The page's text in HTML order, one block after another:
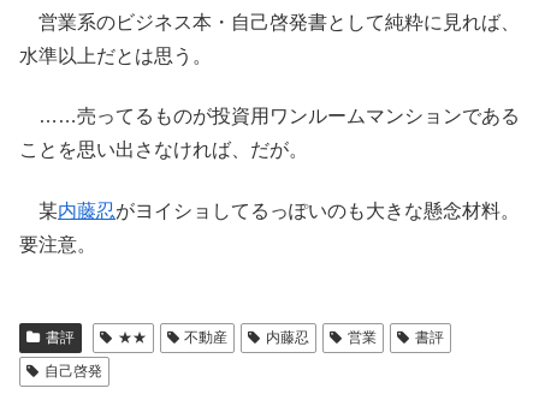
営業系のビジネス本・自己啓発書として純粋に見れば、
水準以上だとは思う。
……売ってるものが投資用ワンルームマンションである
ことを思い出さなければ、だが。
某内藤忍がヨイショしてるっぽいのも大きな懸念材料。
要注意。
書評 ★★ 不動産 内藤忍 営業
書評
自己啓発